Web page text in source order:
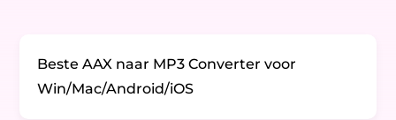
Beste AAX naar MP3 Converter voor
Win/Mac/Android/iOS